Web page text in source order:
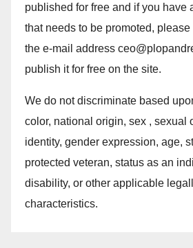
published for free and if you have
that needs to be promoted,
the e-mail address
publish it for free on the site.
We do not discriminate based
color, national origin, sex , sexual
identity, gender expression, age,
protected veteran, status as an
disability, or other applicable
characteristics.